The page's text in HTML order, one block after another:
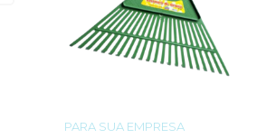
PARA SUA EMPRESA